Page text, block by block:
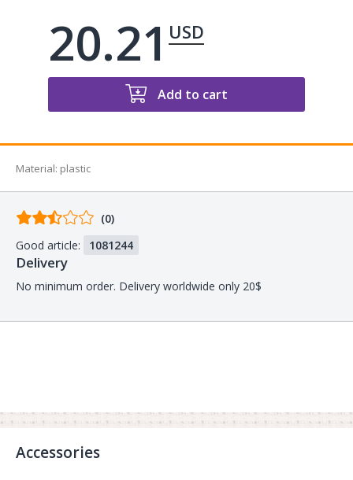
20.21USD
Add to cart
Material: plastic
Comments
buyers
(0)
Good article:
1081244
Delivery
No minimum order. Delivery worldwide only 20$
Accessories